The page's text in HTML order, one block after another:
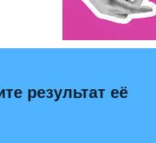
результат её